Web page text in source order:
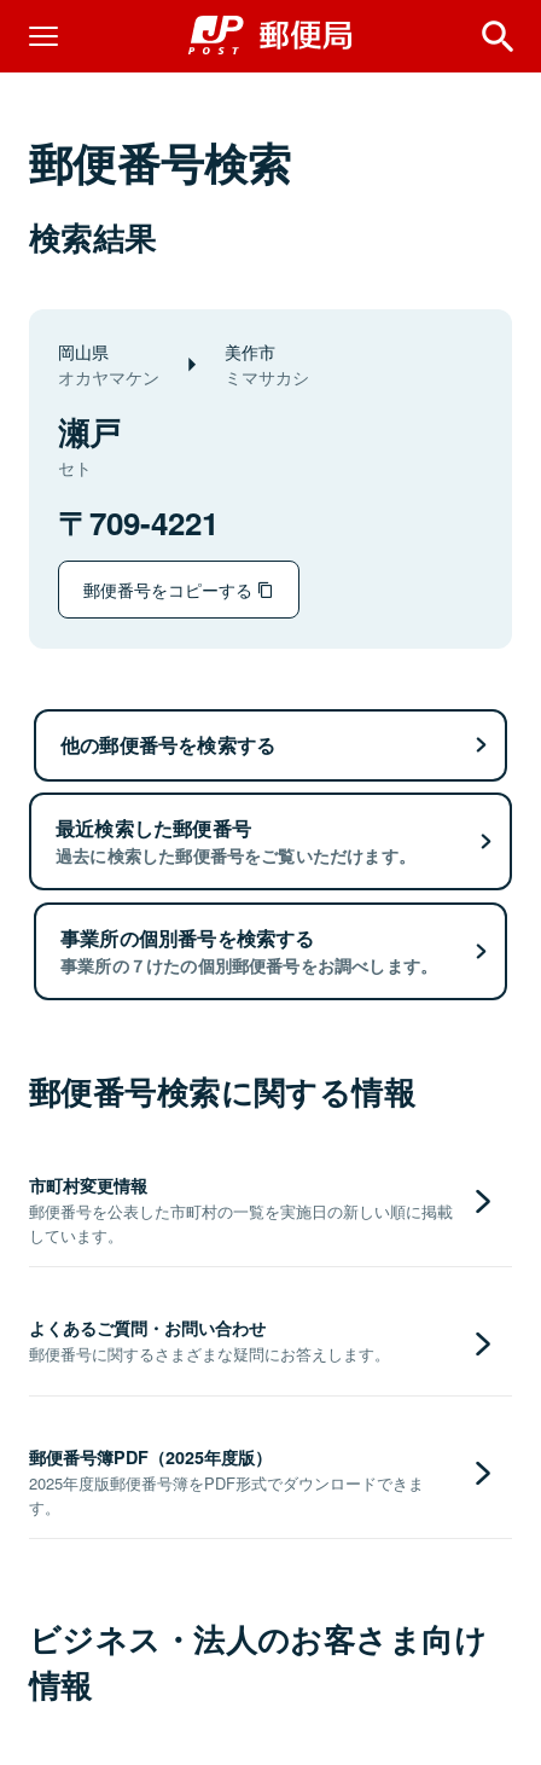
郵便番号検索
検索結果
岡山県
オカヤマケン
美作市
ミマサカシ
瀬戸
セト
709-4221
郵便番号をコピーする
他の郵便番号を検索する
最近検索した郵便番号
過去に検索した郵便番号をご覧いただけます。
事業所の個別番号を検索する
事業所の７けたの個別郵便番号をお調べします。
郵便番号検索に関する情報
市町村変更情報
郵便番号を公表した市町村の一覧を実施日の新しい順に掲載
しています。
よくあるご質問・お問い合わせ
郵便番号に関するさまざまな疑問にお答えします。
郵便番号簿PDF（2025年度版）
2025年度版郵便番号簿をPDF形式でダウンロードできま
す。
ビジネス・法人のお客さま向け
情報